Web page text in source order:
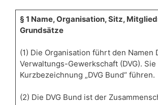
§ 1 Name, Organisation, Sitz,
Grundsätze
(1) Die Organisation führt den Namen
Verwaltungs-Gewerkschaft (DVG). Sie
Kurzbezeichnung „DVG Bund“ führen.
(2) Die DVG Bund ist der